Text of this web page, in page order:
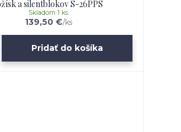
a silentblokov S-26PPS
139,50 €/ks
Skladom 1 ks
Pridať do košíka